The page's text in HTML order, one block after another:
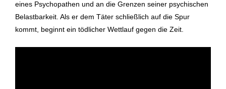
eines Psychopathen und an die Grenzen seiner psychischen
Belastbarkeit. Als er dem Täter schließlich auf die Spur
kommt, beginnt ein tödlicher Wettlauf gegen die Zeit.